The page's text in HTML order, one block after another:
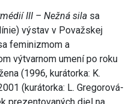
III – Nežná sila sa
výstav v Považskej
feminizmom a
výtvarnom umení po roku
(1996, kurátorka: K.
(kurátorka: L. Gregorová-
prezentovaných diel na